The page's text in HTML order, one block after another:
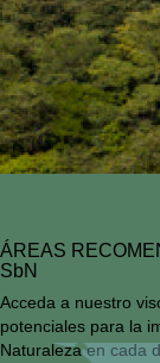
ÁREAS
SbN
Acceda a nuestro
potenciales para la
Naturaleza en cada